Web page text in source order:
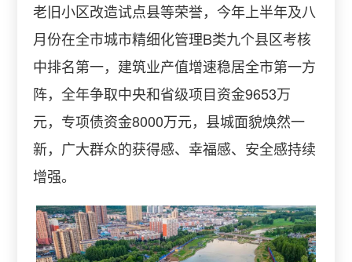
老旧小区改造试点县等荣誉，今年上半年及八
月份在全市城市精细化管理B类九个县区考核
中排名第一，建筑业产值增速稳居全市第一方
阵，全年争取中央和省级项目资金9653万
元，专项债资金8000万元，县城面貌焕然一
新，广大群众的获得感、幸福感、安全感持续
增强。